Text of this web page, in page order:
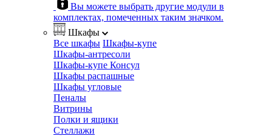
Вы можете выбрать другие модули в
комплектах, помеченных таким значком.
Шкафы
Все шкафы Шкафы-купе
Шкафы-антресоли
Шкафы-купе Консул
Шкафы распашные
Шкафы угловые
Пеналы
Витрины
Полки и ящики
Стеллажи